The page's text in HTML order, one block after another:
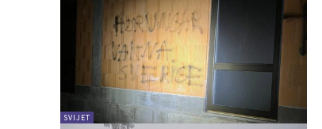
SVIJET